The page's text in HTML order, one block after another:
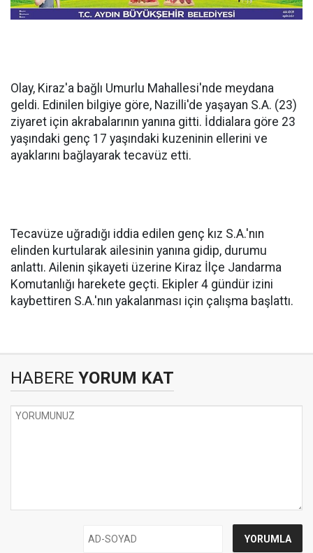
Olay, Kiraz'a bağlı Umurlu Mahallesi'nde meydana
geldi. Edinilen bilgiye göre, Nazilli'de yaşayan S.A. (23)
ziyaret için akrabalarının yanına gitti. İddialara göre 23
yaşındaki genç 17 yaşındaki kuzeninin ellerini ve
ayaklarını bağlayarak tecavüz etti.
Tecavüze uğradığı iddia edilen genç kız S.A.'nın
elinden kurtularak ailesinin yanına gidip, durumu
anlattı. Ailenin şikayeti üzerine Kiraz İlçe Jandarma
Komutanlığı harekete geçti. Ekipler 4 gündür izini
kaybettiren S.A.'nın yakalanması için çalışma başlattı.
HABERE YORUM KAT